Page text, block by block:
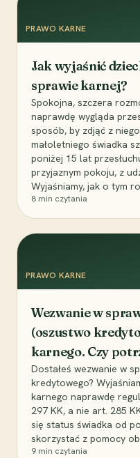
PRAWO KARNE
Jak wyjaśnić
sprawie karnej?
Spokojna, szczera
naprawdę wygląda
sposób, by zdjąć z
małoletniego świadka
poniżej 15 lat
przyjaznym pokoju, z
Wyjaśniamy, jak o tym
8 min czytania
PRAWO KARNE
Wezwanie w
(oszustwo
karnego. Czy
Dostałeś wezwanie w
kredytowego?
karnego naprawdę
297 KK, a nie art. 285
się status świadka od
skorzystać z pomocy
9 min czytania